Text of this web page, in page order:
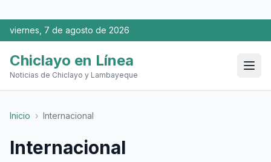
viernes, 7 de agosto de 2026
Chiclayo en Línea
Noticias de Chiclayo y Lambayeque
Inicio › Internacional
Internacional